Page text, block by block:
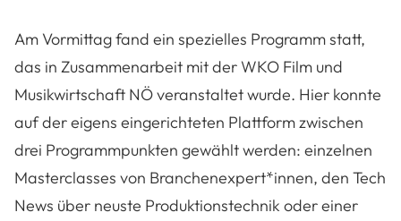
Am Vormittag fand ein spezielles Programm statt,
das in Zusammenarbeit mit der WKO Film und
Musikwirtschaft NÖ veranstaltet wurde. Hier konnte
auf der eigens eingerichteten Plattform zwischen
drei Programmpunkten gewählt werden: einzelnen
Masterclasses von Branchenexpert*innen, den Tech
News über neuste Produktionstechnik oder einer